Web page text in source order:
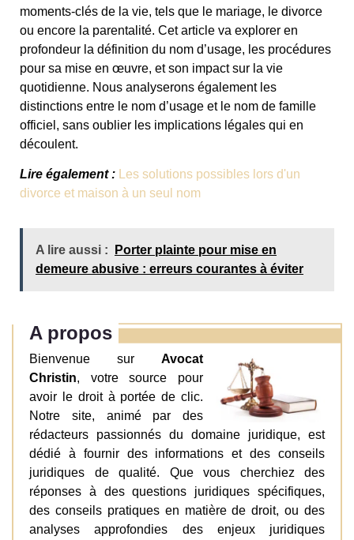
moments-clés de la vie, tels que le mariage, le divorce
ou encore la parentalité. Cet article va explorer en
profondeur la définition du nom d’usage, les procédures
pour sa mise en œuvre, et son impact sur la vie
quotidienne. Nous analyserons également les
distinctions entre le nom d’usage et le nom de famille
officiel, sans oublier les implications légales qui en
découlent.
Lire également :
Les solutions possibles lors d'un
divorce et maison à un seul nom
A lire aussi :
Porter plainte pour mise en
demeure abusive : erreurs courantes à éviter
A propos
Bienvenue sur Avocat
Christin, votre source pour
avoir le droit à portée de clic.
Notre site, animé par des
rédacteurs passionnés du domaine juridique, est
dédié à fournir des informations et des conseils
juridiques de qualité. Que vous cherchiez des
réponses à des questions juridiques spécifiques,
des conseils pratiques en matière de droit, ou des
analyses approfondies des enjeux juridiques